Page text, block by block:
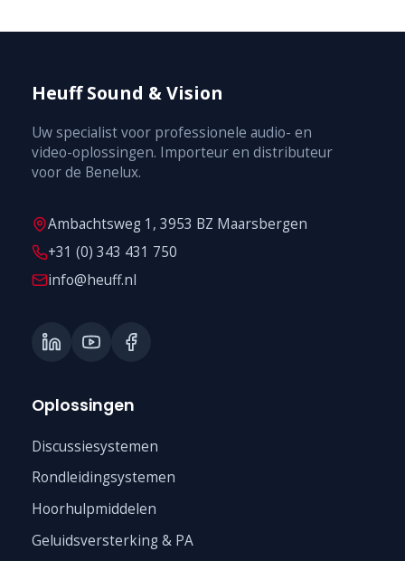
Heuff Sound & Vision
Uw specialist voor professionele audio- en
video-oplossingen. Importeur en distributeur
voor de Benelux.
Ambachtsweg 1, 3953 BZ Maarsbergen
+31 (0) 343 431 750
info@heuff.nl
Oplossingen
Discussiesystemen
Rondleidingsystemen
Hoorhulpmiddelen
Geluidsversterking & PA